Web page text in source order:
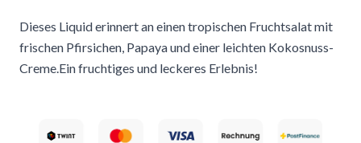
Dieses Liquid erinnert an einen tropischen Fruchtsalat mit
frischen Pfirsichen, Papaya und einer leichten Kokosnuss-
Creme.Ein fruchtiges und leckeres Erlebnis!